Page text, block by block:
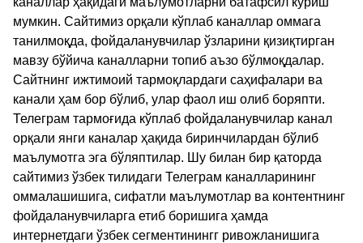
мумкин. Сайтимиз орқали кўплаб каналлар оммага
танилмоқда, фойдаланувчилар ўзларини қизиқтирган
мавзу бўйича каналларни топиб аъзо бўлмоқдалар.
Сайтнинг ижтимоий тармоқлардаги саҳифалари ва
канали ҳам бор бўлиб, улар фаол иш олиб боряпти.
Телеграм тармоғида кўплаб фойдаланувчилар канал
орқали янги каналар ҳақида биринчилардан бўлиб
маълумотга эга бўляптилар. Шу билан бир қаторда
сайтимиз ўзбек тилидаги Телеграм каналларининг
оммалашишига, сифатли маълумотлар ва контентнинг
фойдаланувчиларга етиб боришига ҳамда
интернетдаги ўзбек сегментинингг ривожланишига